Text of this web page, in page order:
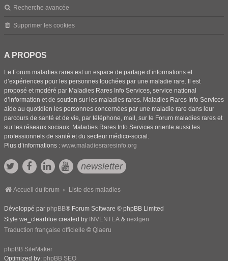
Recherche avancée
Supprimer les cookies
A PROPOS
Le Forum maladies rares est un espace de partage d’informations et
d’expériences pour les personnes touchées par une maladie rare. Il est
proposé et modéré par Maladies Rares Info Services, service national
d’information et de soutien sur les maladies rares. Maladies Rares Info Services
aide au quotidien les personnes concernées par une maladie rare dans leur
parcours de santé et de vie, par téléphone, mail, sur le Forum maladies rares et
sur les réseaux sociaux. Maladies Rares Info Services oriente aussi les
professionnels de santé et du secteur médico-social.
Plus d’informations : www.maladiesraresinfo.org
newsletter
Accueil du forum Liste des maladies
Développé par phpBB® Forum Software © phpBB Limited
Style we_clearblue created by INVENTEA & nextgen
Traduction française officielle © Qiaeru
phpBB SiteMaker
Optimized by: phpBB SEO